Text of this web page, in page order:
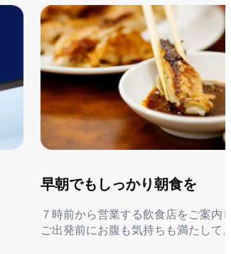
トヨタシェア
早朝でもしっかり朝食を
７時前から営業する飲食店をご案内
ご出発前にお腹も気持ちも満たして